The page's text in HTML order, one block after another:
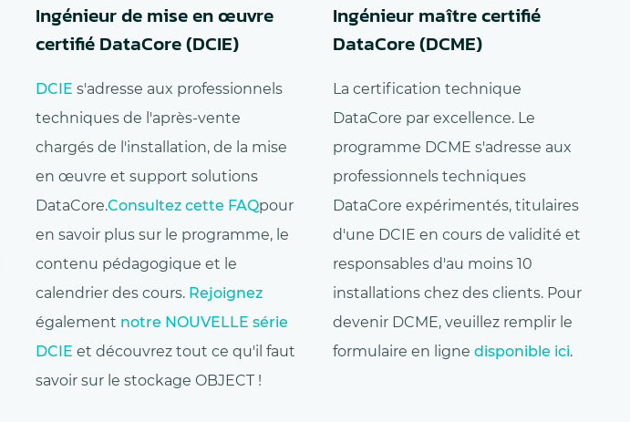
Ingénieur de mise en œuvre
certifié DataCore (DCIE)
DCIE s'adresse aux professionnels
techniques de l'après-vente
chargés de l'installation, de la mise
en œuvre et support solutions
DataCore.Consultez cette FAQpour
en savoir plus sur le programme, le
contenu pédagogique et le
calendrier des cours. Rejoignez
également notre NOUVELLE série
DCIE et découvrez tout ce qu'il faut
savoir sur le stockage OBJECT !
Ingénieur maître certifié
DataCore (DCME)
La certification technique
DataCore par excellence. Le
programme DCME s'adresse aux
professionnels techniques
DataCore expérimentés, titulaires
d'une DCIE en cours de validité et
responsables d'au moins 10
installations chez des clients. Pour
devenir DCME, veuillez remplir le
formulaire en ligne disponible ici.